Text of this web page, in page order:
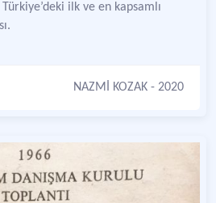
ilk ve en kapsamlı
NAZMİ KOZAK - 2020